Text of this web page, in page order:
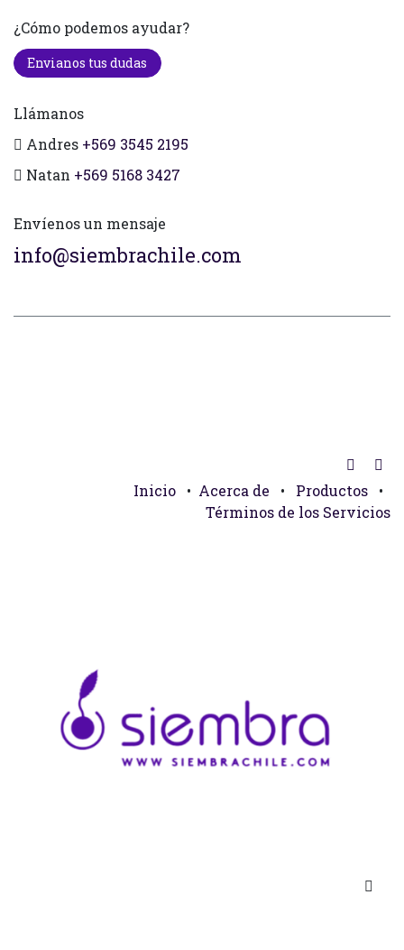
¿Cómo podemos ayudar?
Envianos tus dudas
Llámanos
Andres +569 3545 2195
Natan +569 5168 3427
Envíenos un mensaje
info@siembrachile.com
Inicio • Acerca de • Productos
•
Términos de los Servicios